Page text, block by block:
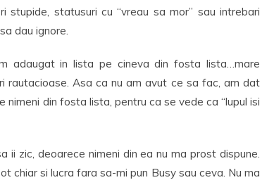
stupide, statusuri cu “vreau sa mor” sau intrebari
dau ignore.
adaugat in lista pe cineva din fosta lista…mare
rautacioase. Asa ca nu am avut ce sa fac, am dat
nimeni din fosta lista, pentru ca se vede ca “lupul isi
ii zic, deoarece nimeni din ea nu ma prost dispune.
chiar si lucra fara sa-mi pun Busy sau ceva. Nu ma